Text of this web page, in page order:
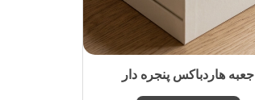
جعبه هاردباکس پنجره دار